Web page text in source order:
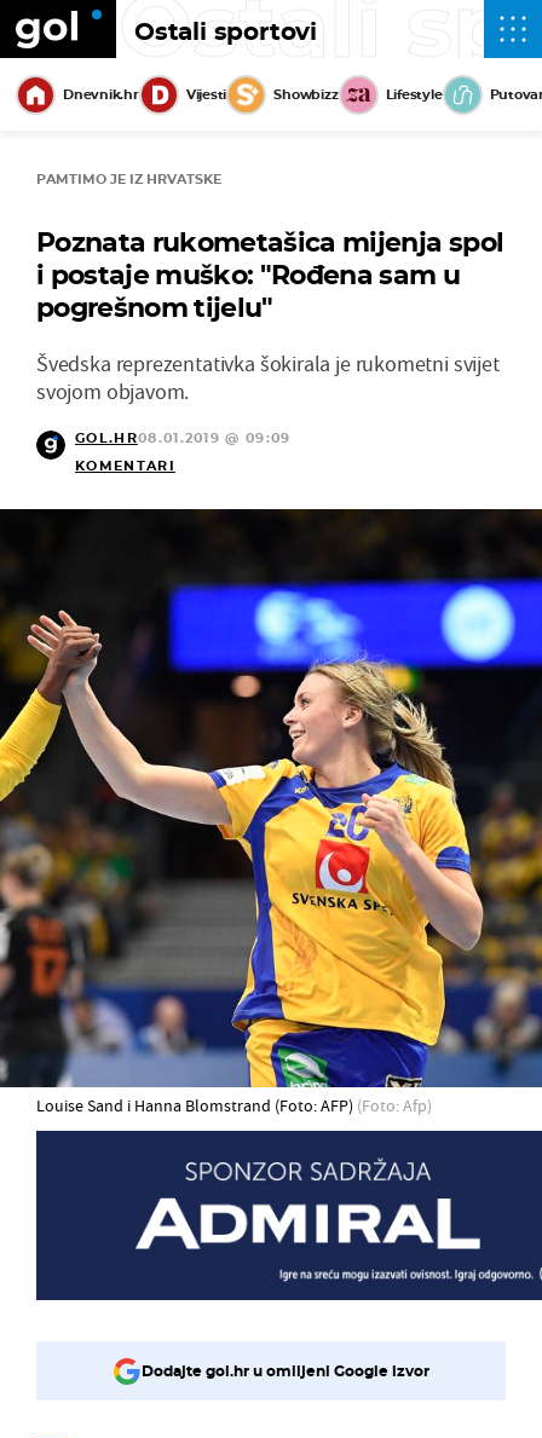
Ostali sportovi
Ostali
Dnevnik.hr Vijesti Showbizz Lifestyle
PAMTIMO JE IZ HRVATSKE
Poznata rukometašica mijenja spol
i postaje muško: "Rođena sam u
pogrešnom tijelu"
Švedska reprezentativka šokirala je rukometni svijet
svojom objavom.
GOL.HR08.01.2019 @ 09:09
KOMENTARI
Louise Sand i Hanna Blomstrand (Foto: AFP) (Foto: Afp)
Dodajte gol.hr u omiljeni Google izvor